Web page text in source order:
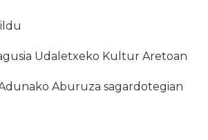
Udaletxeko Kultur Aretoan
Aburuza sagardotegian